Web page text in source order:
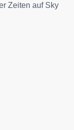
Zeiten auf Sky